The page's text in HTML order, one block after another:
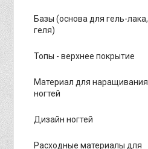
Базы (основа для гель-лака,
геля)
Топы - верхнее покрытие
Материал для наращивания
ногтей
Дизайн ногтей
Расходные материалы для